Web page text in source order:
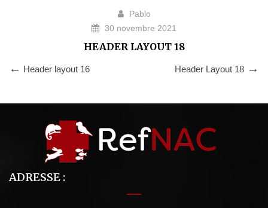
Pablo
30 novembre 2021
HEADER LAYOUT 18
Header layout 16 Header Layout 18
ADRESSE :